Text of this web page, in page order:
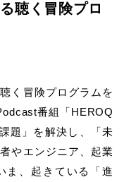
聴く冒険プロ
く冒険プログラムを
番組「HEROQ
題」を解決し、「未
やエンジニア、起業
ま、起きている「進